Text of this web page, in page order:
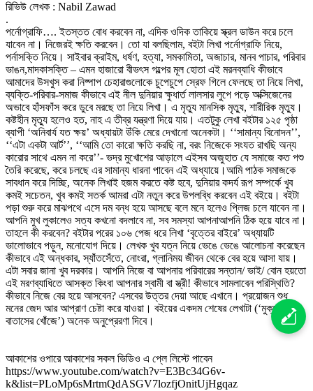
রিভিউ লেখক : Nabil Zawad‎
.
পর্নোগ্রাফি…. ইতস্তত বোধ করবেন না, এদিক ওদিক তাকিয়ে স্ক্রল ডাউন করে চলে
যাবেন না। নিজেরই ক্ষতি করবেন। তো যা বলছিলাম, বইটা লিখা পর্নোগ্রাফি নিয়ে,
পর্নাসক্তি নিয়ে। সাইবার ক্রাইম, ধর্ষণ, হত্যা, সমকামিতা, অজাচার, মানব পাচার, পরিবার
ভাঙন,মাদকাসক্তি – এমন হাজারো বীভৎস গল্পের মূল হোতা এই মরনব্যাধি কীভাবে
আমাদের উসখুস করা নিষ্পাপ চেহারাগুলোকে চুপেচুপে স্রেফ গিলে ফেলছে তা নিয়ে লিখা,
ব্যক্তি-পরিবার-সমাজ কীভাবে এই নীল দুনিয়ার ক্ষুধার্ত লালসার লুপে পড়ে অক্সিজেনের
অভাবে হাঁসফাঁস করে ডুবে মরছে তা নিয়ে লিখা। এ মৃত্যু মানসিক মৃত্যু, শারীরিক মৃত্যু।
কষ্টহীন মৃত্যু হলেও হত, নাহ এ তীব্র যন্ত্রণা দিয়ে যায়। এতটুকু লেখা বইটার ১২৫ পৃষ্ঠা
ব্যাপী ‘অনিবার্য যত ক্ষয়’ অধ্যায়টা উঁকি মেরে দেখানো অনেকটা। ‘‘সামান্য বিনোদন’’,
‘‘এটা একটা আর্ট’’, ‘‘আমি তো কারো ক্ষতি করছি না, বরং নিজেকে সংযত রাখছি অন্য
কারোর সাথে এমন না করে’’- ভদ্র মুখোশের আড়ালে এইসব অজুহাত যে সমাজে কত পশু
তৈরি করেছে, করে চলছে এর সামান্য ধারনা পাবেন এই অধ্যায়ে।আমি পাঠক সমাজকে
সাবধান করে দিচ্ছি, অনেক লিখাই হজম করতে কষ্ট হবে, দুনিয়ার কদর্য রূপ সম্পর্কে খুব
কমই সচেতন, খুব কমই সতর্ক আমরা এটা নতুন করে উপলব্ধি করবেন এই বইয়ে। বইটা
পড়া শুরু করে মাঝপথে এসে দম বন্ধ হয়ে আসছে বলে মনে হলেও প্লিজ চলে যাবেন না।
আপনি মুখ লুকালেও সত্য কখনো বদলাবে না, সব সমস্যা আপনাআপনি ঠিক হয়ে যাবে না।
তাহলে কী করবেন? বইটার পরের ১০৬ পেজ ধরে লিখা ‘বৃত্তের বাইরে’ অধ্যায়টি
ভালোভাবে পড়ুন, মনোযোগ দিয়ে। লেখক খুব যত্ন নিয়ে ভেঙে ভেঙে আলোচনা করেছেন
কীভাবে এই অন্ধকার, স্যাঁতসেঁতে, নোংরা, গ্লানিময় জীবন থেকে বের হয়ে আসা যায়।
এটা সবার জানা খুব দরকার। আপনি নিজে বা আপনার পরিবারের সন্তান/ ভাই/ বোন হয়তো
এই মরণব্যাধিতে আসক্ত কিংবা আপনার স্বামী বা স্ত্রী! কীভাবে সামলাবেন পরিস্থিতি?
কীভাবে নিজে বের হয়ে আসবেন? এসবের উত্তর দেয়া আছে এখানে। প্রয়োজন শুধু
মনের জেদ আর আপ্রাণ চেষ্টা করে যাওয়া। বইয়ের একদম শেষের লেখাটা (‘মুক্ত
বাতাসের খোঁজে’) অনেক অনুপ্রেরণা দিবে।
আকাশের ওপারে আকাশের সকল ভিডিও এ প্লে লিস্টে পাবেন
https://www.youtube.com/watch?v=E3Bc34G6v-
k&list=PLoMp6sMrtmQdASGV7lozfjOnitUjHgqaz